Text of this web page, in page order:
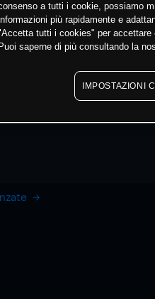
a tutti i cookie, possiamo
più rapidamente e
tutti i cookies" per
Puoi saperne di più consultando la
IMPOSTAZIONI